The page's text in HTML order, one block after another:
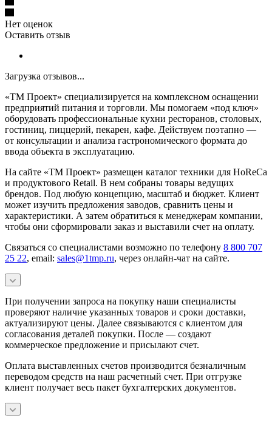
Нет оценок
Оставить отзыв
Загрузка отзывов...
«ТМ Проект» специализируется на комплексном оснащении
предприятий питания и торговли. Мы помогаем «под ключ»
оборудовать профессиональные кухни ресторанов, столовых,
гостиниц, пиццерий, пекарен, кафе. Действуем поэтапно —
от консультации и анализа гастрономического формата до
ввода объекта в эксплуатацию.
На сайте «ТМ Проект» размещен каталог техники для HoReCa
и продуктового Retail. В нем собраны товары ведущих
брендов. Под любую концепцию, масштаб и бюджет. Клиент
может изучить предложения заводов, сравнить цены и
характеристики. А затем обратиться к менеджерам компании,
чтобы они сформировали заказ и выставили счет на оплату.
Связаться со специалистами возможно по телефону 8 800 707
25 22, email: sales@1tmp.ru, через онлайн-чат на сайте.
При получении запроса на покупку наши специалисты
проверяют наличие указанных товаров и сроки доставки,
актуализируют цены. Далее связываются с клиентом для
согласования деталей покупки. После — создают
коммерческое предложение и присылают счет.
Оплата выставленных счетов производится безналичным
переводом средств на наш расчетный счет. При отгрузке
клиент получает весь пакет бухгалтерских документов.